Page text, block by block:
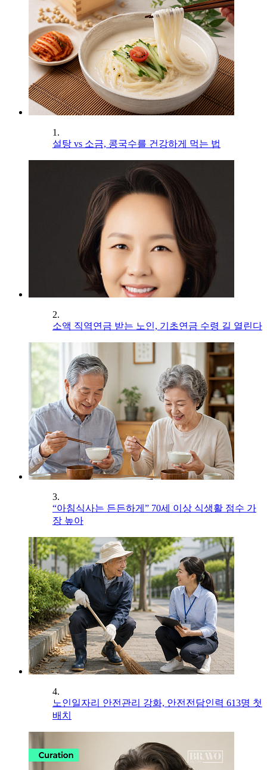
1.
설탕 vs 소금, 콩국수를 건강하게 먹는 법
2.
소액 직역연금 받는 노인, 기초연금 수령 길 열린다
3.
“아침식사는 든든하게” 70세 이상 식생활 점수 가
장 높아
4.
노인일자리 안전관리 강화, 안전전담인력 613명 첫
배치